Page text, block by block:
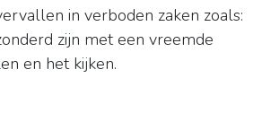
in verboden zaken zoals:
zijn met een vreemde
en het kijken.